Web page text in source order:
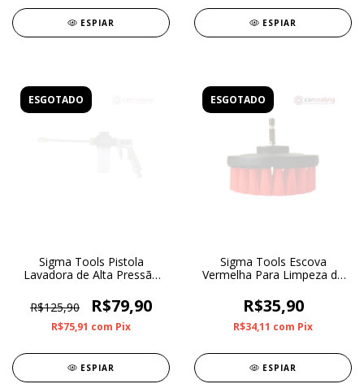
ESPIAR ESPIAR
ESGOTADO
Sigma Tools Pistola
Lavadora de Alta Pressão
R$125,90
R$79,90
R$75,91 com Pix
ESPIAR
ESGOTADO
Sigma Tools Escova
Vermelha Para Limpeza de
R$35,90
R$34,11 com Pix
ESPIAR